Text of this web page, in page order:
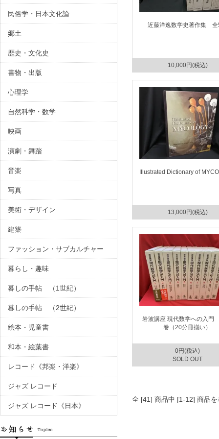
近藤洋逸数学史著作集 全
10,000円(税込)
Illustrated Dictionary of
13,000円(税込)
岩波講座 現代数学への入門
巻（20分冊揃い）
0円(税込)
SOLD OUT
全 [41] 商品中 [1-12] 商品
民俗学・日本文化論
郷土
歴史・文化史
書物・出版
心理学
自然科学・数学
映画
演劇・舞踏
音楽
写真
美術・デザイン
建築
ファッション・サブカルチャー
暮らし・趣味
暮しの手帖 （1世紀）
暮しの手帖 （2世紀）
絵本・児童書
和本・絵葉書
レコード《邦楽・洋楽》
ジャズ レコード
ジャズ レコード《日本》